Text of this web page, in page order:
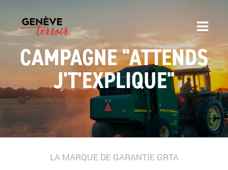
CAMPAGNE "ATTENDS
J'T'EXPLIQUE"
LA MARQUE DE GARANTIE GRTA